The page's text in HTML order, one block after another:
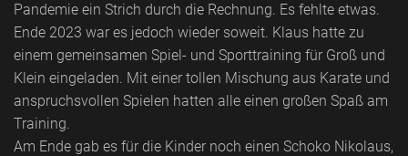
Pandemie ein Strich durch die Rechnung. Es fehlte etwas.
Ende 2023 war es jedoch wieder soweit. Klaus hatte zu
einem gemeinsamen Spiel- und Sporttraining für Groß und
Klein eingeladen. Mit einer tollen Mischung aus Karate und
anspruchsvollen Spielen hatten alle einen großen Spaß am
Training.
Am Ende gab es für die Kinder noch einen Schoko Nikolaus,